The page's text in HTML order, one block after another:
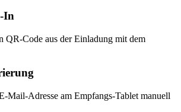
In
QR-Code aus der Einladung mit dem
Mail-Adresse am Empfangs-Tablet manuell